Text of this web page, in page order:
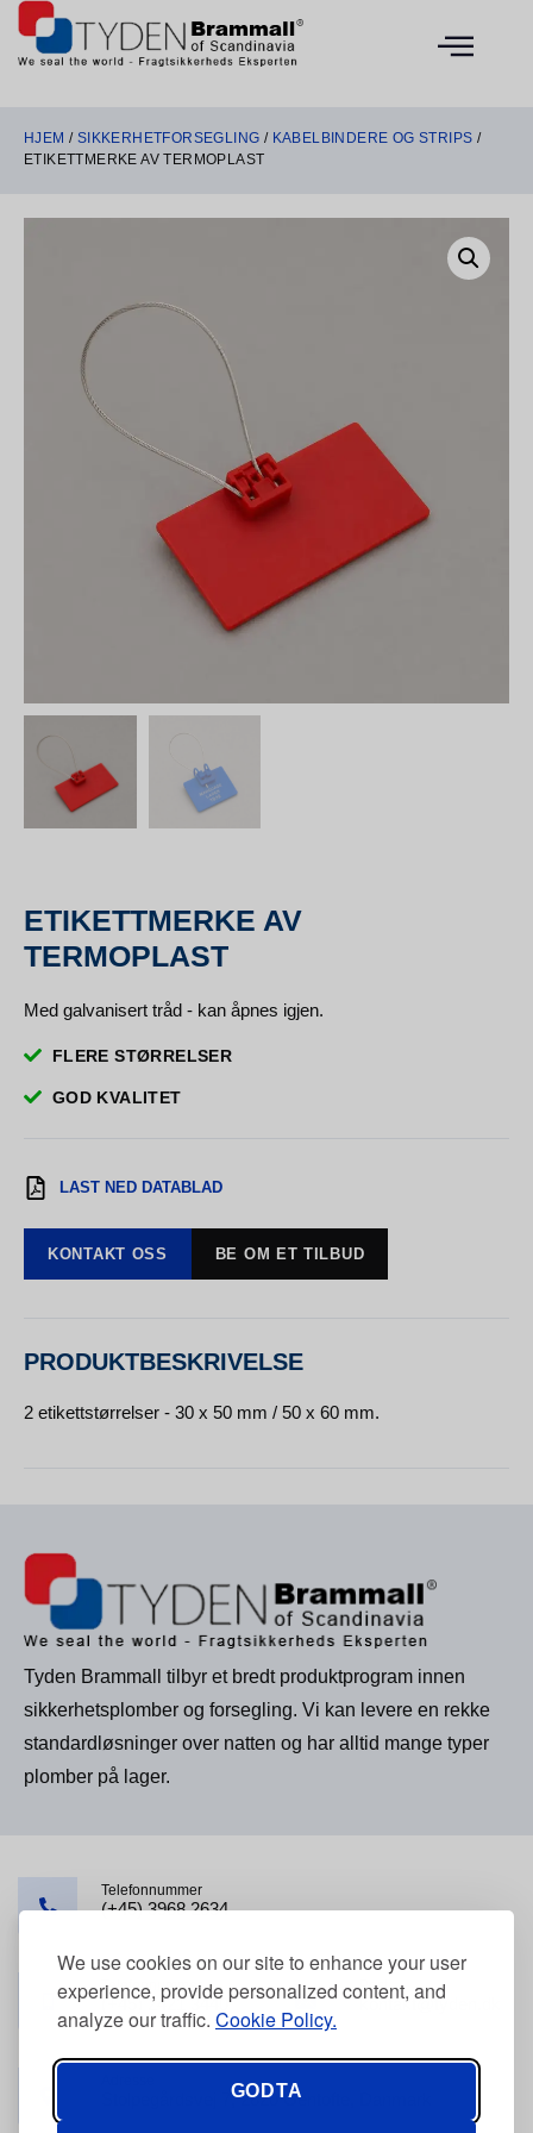
We use cookies on our site to enhance your user
experience, provide personalized content, and
analyze our traffic. Cookie Policy.
GODTA
HJEM / SIKKERHETFORSEGLING / KABELBINDERE OG STRIPS /
ETIKETTMERKE AV TERMOPLAST
ETIKETTMERKE AV
TERMOPLAST
Med galvanisert tråd - kan åpnes igjen.
FLERE STØRRELSER
GOD KVALITET
LAST NED DATABLAD
KONTAKT OSS BE OM ET TILBUD
PRODUKTBESKRIVELSE
2 etikettstørrelser - 30 x 50 mm / 50 x 60 mm.
Tyden Brammall tilbyr et bredt produktprogram innen
sikkerhetsplomber og forsegling. Vi kan levere en rekke
standardløsninger over natten og har alltid mange typer
plomber på lager.
Telefonnummer
(+45) 3968 2634
Telefonnummer
(+45) 2421 3440
Post
kontakt@tyden.dk
Stolpegårdsvej 7, 2820 Gentofte, Danmark